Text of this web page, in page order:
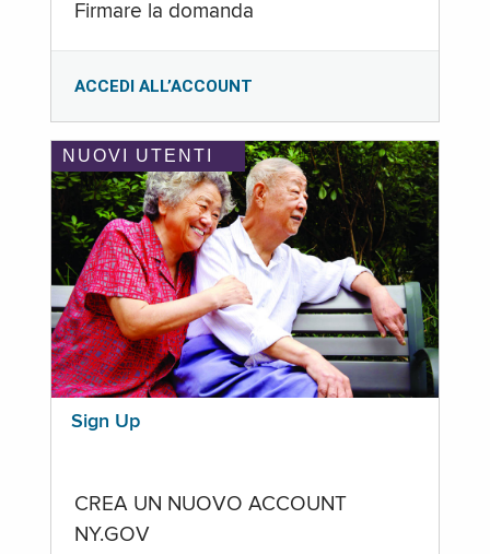
Firmare la domanda
ACCEDI ALL’ACCOUNT
NUOVI UTENTI
Sign Up
CREA UN NUOVO ACCOUNT
NY.GOV